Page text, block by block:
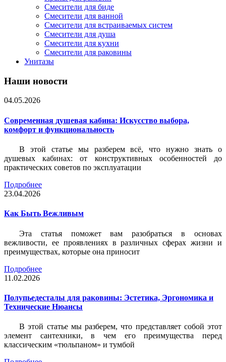
Смесители для биде
Смесители для ванной
Смесители для встраиваемых систем
Смесители для душа
Смесители для кухни
Смесители для раковины
Унитазы
Наши новости
04.05.2026
Современная душевая кабина: Искусство выбора,
комфорт и функциональность
В этой статье мы разберем всё, что нужно знать о
душевых кабинах: от конструктивных особенностей до
практических советов по эксплуатации
Подробнее
23.04.2026
Как Быть Вежливым
Эта статья поможет вам разобраться в основах
вежливости, ее проявлениях в различных сферах жизни и
преимуществах, которые она приносит
Подробнее
11.02.2026
Полупьедесталы для раковины: Эстетика, Эргономика и
Технические Нюансы
В этой статье мы разберем, что представляет собой этот
элемент сантехники, в чем его преимущества перед
классическим «тюльпаном» и тумбой